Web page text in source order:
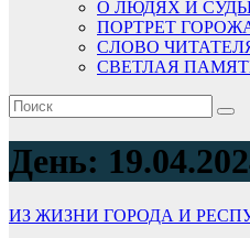
О ЛЮДЯХ И
ПОРТРЕТ
СЛОВО
СВЕТЛАЯ
День:
ИЗ ЖИЗНИ ГОРОДА И